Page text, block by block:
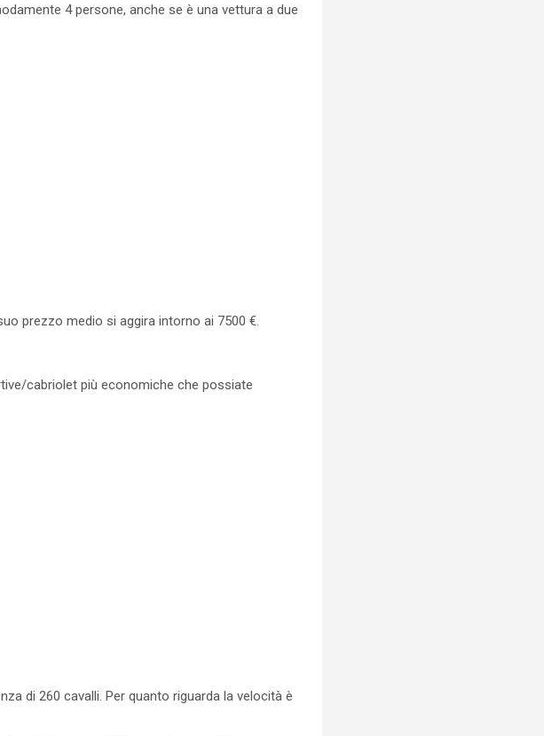
4 persone, anche se è una vettura a due
prezzo medio si aggira intorno ai 7500 €.
cabriolet più economiche che possiate
di 260 cavalli. Per quanto riguarda la velocità è